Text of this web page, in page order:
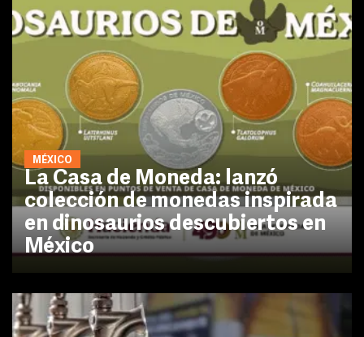
MÉXICO
La Casa de Moneda: lanzó
colección de monedas inspirada
en dinosaurios descubiertos en
México